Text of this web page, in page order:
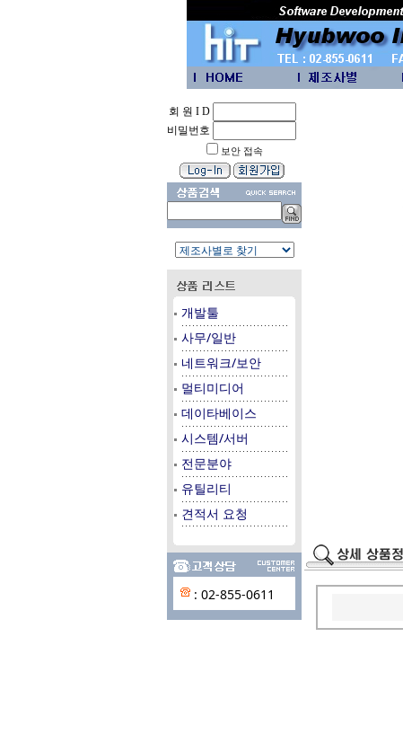
회 원 I D
비밀번호
보안 접속
개발툴
사무/일반
네트워크/보안
멀티미디어
데이타베이스
시스템/서버
전문분야
유틸리티
견적서 요청
: 02-855-0611